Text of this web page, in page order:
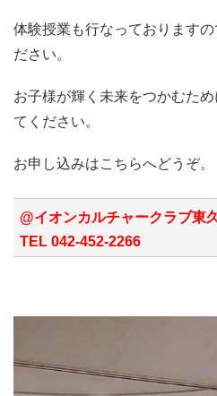
体験授業も行なっております
ださい。
お子様が輝く未来をつかむた
てください。
お申し込みはこちらへどうぞ。
@イオンカルチャークラブ東
TEL 042-452-2266